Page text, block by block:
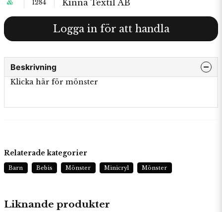
1284 Kinna Textil AB
Logga in för att handla
Beskrivning
Klicka här för mönster
Liknande produkter
Relaterade kategorier
Barn Bebis Mönster Minicryl Mönster